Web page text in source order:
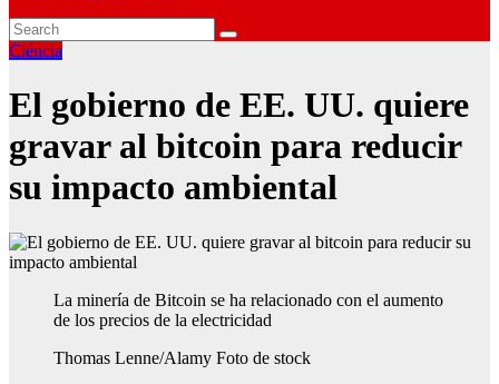
Ciéncia
El gobierno de EE. UU. quiere
gravar al bitcoin para reducir
su impacto ambiental
La minería de Bitcoin se ha relacionado con el aumento
de los precios de la electricidad
Thomas Lenne/Alamy Foto de stock